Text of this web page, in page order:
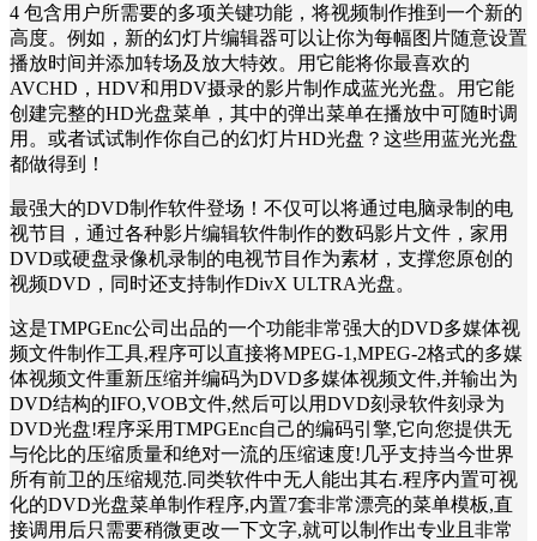
4 包含用户所需要的多项关键功能，将视频制作推到一个新的
高度。例如，新的幻灯片编辑器可以让你为每幅图片随意设置
播放时间并添加转场及放大特效。用它能将你最喜欢的
AVCHD，HDV和用DV摄录的影片制作成蓝光光盘。用它能
创建完整的HD光盘菜单，其中的弹出菜单在播放中可随时调
用。或者试试制作你自己的幻灯片HD光盘？这些用蓝光光盘
都做得到！
最强大的DVD制作软件登场！不仅可以将通过电脑录制的电
视节目，通过各种影片编辑软件制作的数码影片文件，家用
DVD或硬盘录像机录制的电视节目作为素材，支撑您原创的
视频DVD，同时还支持制作DivX ULTRA光盘。
这是TMPGEnc公司出品的一个功能非常强大的DVD多媒体视
频文件制作工具,程序可以直接将MPEG-1,MPEG-2格式的多媒
体视频文件重新压缩并编码为DVD多媒体视频文件,并输出为
DVD结构的IFO,VOB文件,然后可以用DVD刻录软件刻录为
DVD光盘!程序采用TMPGEnc自己的编码引擎,它向您提供无
与伦比的压缩质量和绝对一流的压缩速度!几乎支持当今世界
所有前卫的压缩规范.同类软件中无人能出其右.程序内置可视
化的DVD光盘菜单制作程序,内置7套非常漂亮的菜单模板,直
接调用后只需要稍微更改一下文字,就可以制作出专业且非常